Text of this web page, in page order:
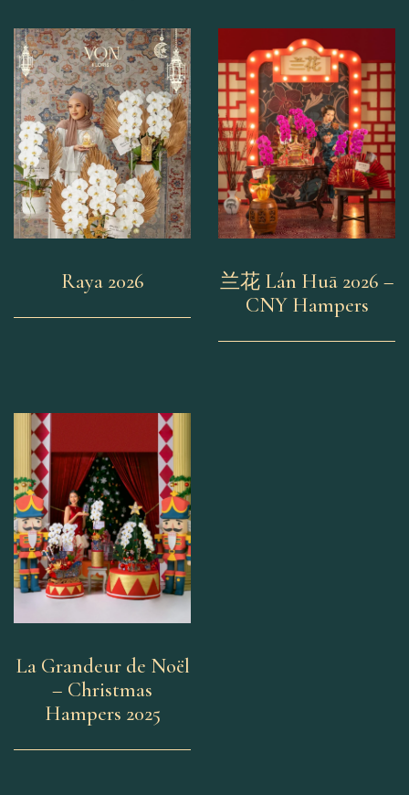
Raya 2026
兰花 Lán Huā 2026 –
CNY Hampers
La Grandeur de Noël
– Christmas
Hampers 2025